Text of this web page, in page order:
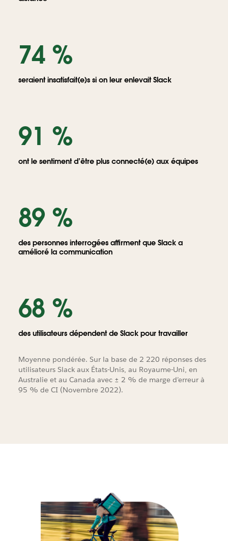
monde
74 %
seraient insatisfait(e)s si on leur enlevait Slack
91 %
ont le sentiment d’être plus connecté(e) aux équipes
89 %
des personnes interrogées affirment que Slack a
amélioré la communication
68 %
des utilisateurs dépendent de Slack pour travailler
Moyenne pondérée. Sur la base de 2 220 réponses des
utilisateurs Slack aux États-Unis, au Royaume-Uni, en
Australie et au Canada avec ± 2 % de marge d’erreur à
95 % de CI (Novembre 2022).